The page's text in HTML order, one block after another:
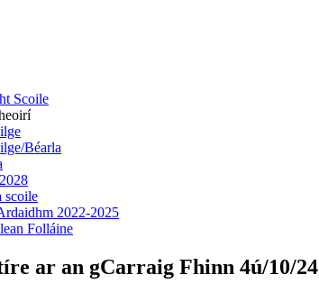
Scoile
Béarla
scoile
2022-2025
Folláine
ar an gCarraig Fhinn 4ú/10/24